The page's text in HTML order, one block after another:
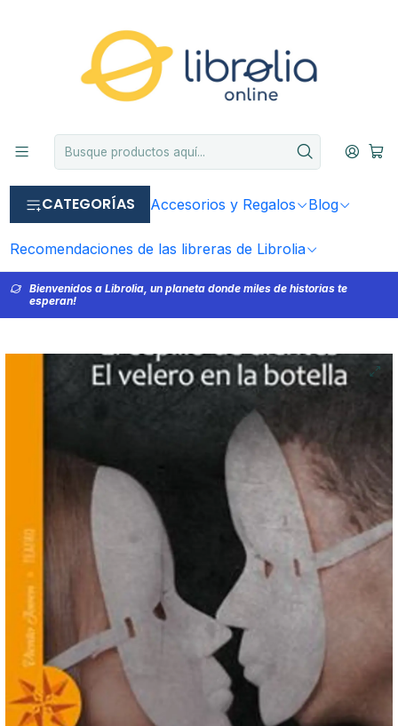
CATEGORÍAS Accesorios y Regalos Blog
Recomendaciones de las libreras de Librolia
Bienvenidos a Librolia, un planeta donde miles de historias te
esperan!